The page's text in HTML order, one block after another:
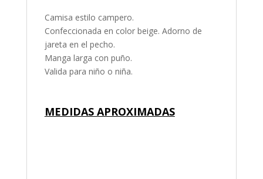
Camisa estilo campero.
Confeccionada en color beige. Adorno de
jareta en el pecho.
Manga larga con puño.
Valida para niño o niña.
MEDIDAS APROXIMADAS